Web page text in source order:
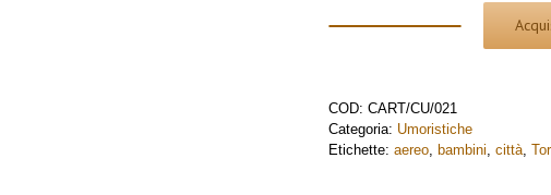
vecchia
cartolina
umoristica
COD: CART/CU/021
Categoria: Umoristiche
Etichette: aereo, bambini, città,